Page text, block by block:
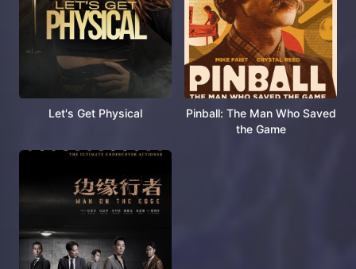
Let's Get Physical
Pinball: The Man Who Saved
the Game